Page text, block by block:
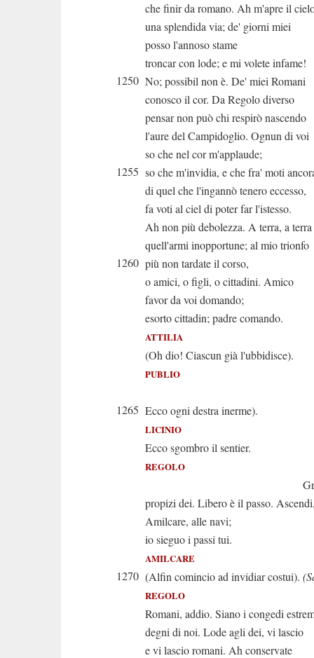
che finir da romano. Ah m'apre il
una splendida via; de' giorni miei
posso l'annoso stame
troncar con lode; e mi volete infame!
1250 No; possibil non è. De' miei Romani
conosco il cor. Da Regolo diverso
pensar non può chi respirò nascendo
l'aure del Campidoglio. Ognun di voi
so che nel cor m'applaude;
1255 so che m'invidia, e che fra' moti
di quel che l'ingannò tenero eccesso,
fa voti al ciel di poter far l'istesso.
Ah non più debolezza. A terra, a terra
quell'armi inopportune; al mio trionfo
1260 più non tardate il corso,
o amici, o figli, o cittadini. Amico
favor da voi domando;
esorto cittadin; padre comando.
ATTILIA
(Oh dio! Ciascun già l'ubbidisce).
PUBLIO
(Oh
1265 Ecco ogni destra inerme).
LICINIO
Ecco sgombro il sentier.
REGOLO
Grazie vi
propizi dei. Libero è il passo. Ascendi,
Amilcare, alle navi;
io sieguo i passi tui.
AMILCARE
1270 (Alfin comincio ad invidiar costui).
REGOLO
Romani, addio. Siano i congedi
degni di noi. Lode agli dei, vi lascio
e vi lascio romani. Ah conservate